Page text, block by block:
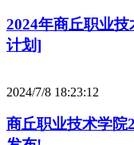
2024年商丘职业
计划]
2024/7/8 18:23:12
商丘职业技术学院